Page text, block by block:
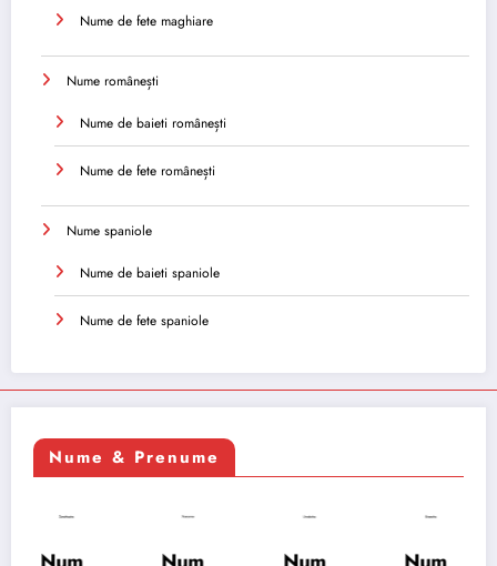
Nume de fete maghiare
Nume românești
Nume de baieti românești
Nume de fete românești
Nume spaniole
Nume de baieti spaniole
Nume de fete spaniole
Nume & Prenume